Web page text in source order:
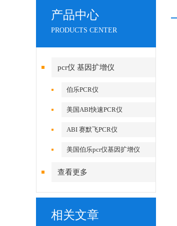
产品中心
PRODUCTS CENTER
pcr仪 基因扩增仪
伯乐PCR仪
美国ABI快速PCR仪
ABI 赛默飞PCR仪
美国伯乐pcr仪基因扩增仪
查看更多
相关文章